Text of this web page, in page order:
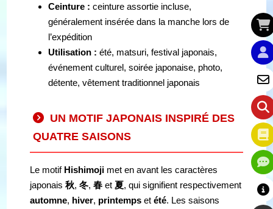
Ceinture : ceinture assortie incluse,
généralement insérée dans la manche lors de
l’expédition
Utilisation : été, matsuri, festival japonais,
événement culturel, soirée japonaise, photo,
détente, vêtement traditionnel japonais
UN MOTIF JAPONAIS INSPIRÉ DES
QUATRE SAISONS
Le motif Hishimoji met en avant les caractères
japonais秋,冬,春 et夏, qui signifient respectivement
automne, hiver, printemps etété. Les saisons